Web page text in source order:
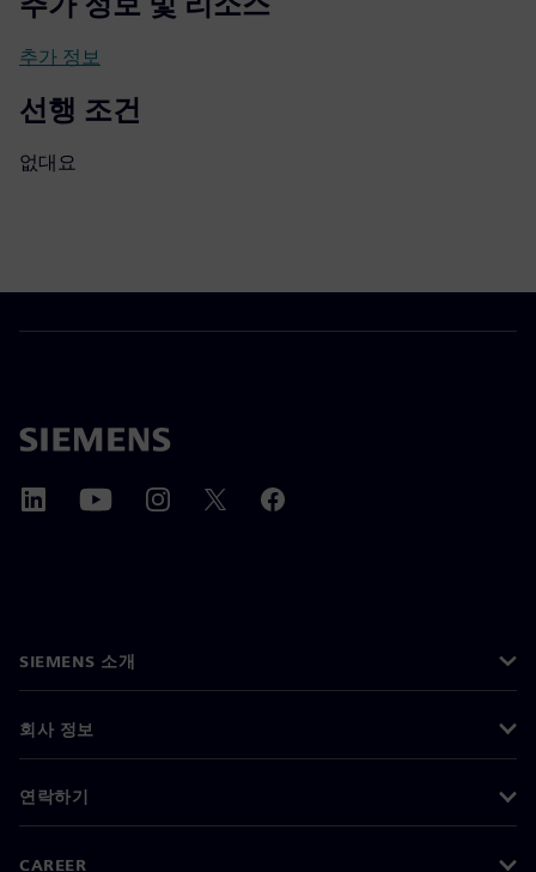
추가 정보
선행 조건
없대요
SIEMENS 소개
회사 정보
연락하기
CAREER